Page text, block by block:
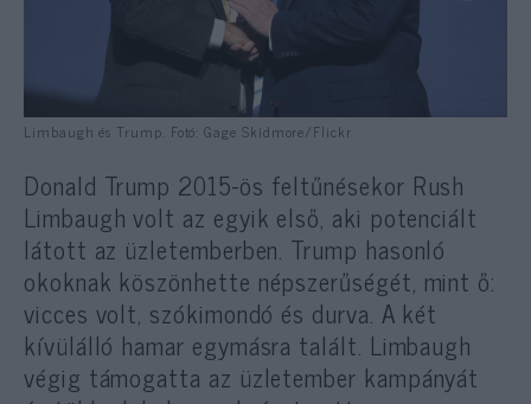
Limbaugh és Trump. Fotó: Gage Skidmore/Flickr
Donald Trump 2015-ös feltűnésekor Rush
Limbaugh volt az egyik első, aki potenciált
látott az üzletemberben. Trump hasonló
okoknak köszönhette népszerűségét, mint ő:
vicces volt, szókimondó és durva. A két
kívülálló hamar egymásra talált. Limbaugh
végig támogatta az üzletember kampányát